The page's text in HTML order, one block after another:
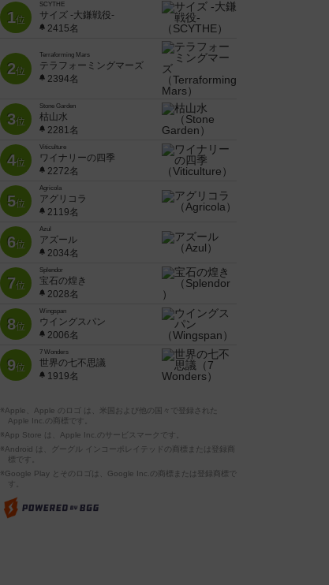
1位
SCYTHE
サイズ -大鎌戦役-
2415名
2位
Terraforming Mars
テラフォーミングマーズ
2394名
3位
Stone Garden
枯山水
2281名
4位
Viticulture
ワイナリーの四季
2272名
5位
Agricola
アグリコラ
2119名
6位
Azul
アズール
2034名
7位
Splendor
宝石の煌き
2028名
8位
Wingspan
ウイングスパン
2006名
9位
7 Wonders
世界の七不思議
1919名
※Apple、Apple のロゴ は、米国および他の国々で登録された
Apple Inc.の商標です。
※App Store は、Apple Inc.のサービスマークです。
※Android は、グーグル インコーポレイテッドの商標または登録商
標です。
※Google Play とそのロゴは、Google Inc.の商標または登録商標で
す。